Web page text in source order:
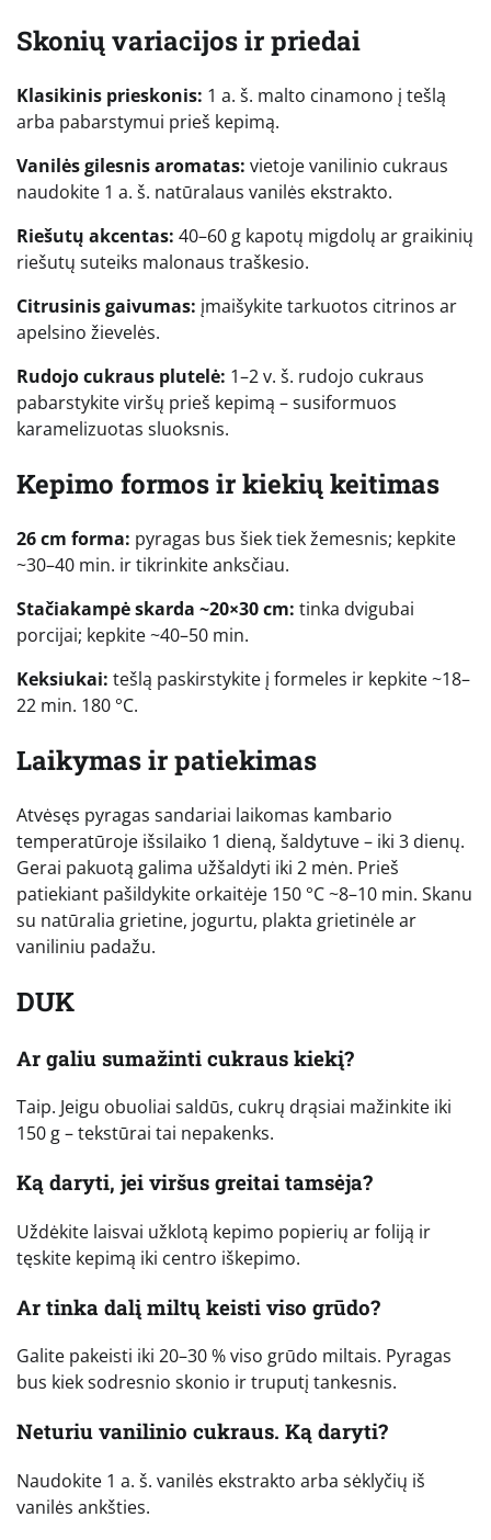
Skonių variacijos ir priedai
Klasikinis prieskonis: 1 a. š. malto cinamono į tešlą
arba pabarstymui prieš kepimą.
Vanilės gilesnis aromatas: vietoje vanilinio cukraus
naudokite 1 a. š. natūralaus vanilės ekstrakto.
Riešutų akcentas: 40–60 g kapotų migdolų ar graikinių
riešutų suteiks malonaus traškesio.
Citrusinis gaivumas: įmaišykite tarkuotos citrinos ar
apelsino žievelės.
Rudojo cukraus plutelė: 1–2 v. š. rudojo cukraus
pabarstykite viršų prieš kepimą – susiformuos
karamelizuotas sluoksnis.
Kepimo formos ir kiekių keitimas
26 cm forma: pyragas bus šiek tiek žemesnis; kepkite
~30–40 min. ir tikrinkite anksčiau.
Stačiakampė skarda ~20×30 cm: tinka dvigubai
porcijai; kepkite ~40–50 min.
Keksiukai: tešlą paskirstykite į formeles ir kepkite ~18–
22 min. 180 °C.
Laikymas ir patiekimas
Atvėsęs pyragas sandariai laikomas kambario
temperatūroje išsilaiko 1 dieną, šaldytuve – iki 3 dienų.
Gerai pakuotą galima užšaldyti iki 2 mėn. Prieš
patiekiant pašildykite orkaitėje 150 °C ~8–10 min. Skanu
su natūralia grietine, jogurtu, plakta grietinėle ar
vaniliniu padažu.
DUK
Ar galiu sumažinti cukraus kiekį?
Taip. Jeigu obuoliai saldūs, cukrų drąsiai mažinkite iki
150 g – tekstūrai tai nepakenks.
Ką daryti, jei viršus greitai tamsėja?
Uždėkite laisvai užklotą kepimo popierių ar foliją ir
tęskite kepimą iki centro iškepimo.
Ar tinka dalį miltų keisti viso grūdo?
Galite pakeisti iki 20–30 % viso grūdo miltais. Pyragas
bus kiek sodresnio skonio ir truputį tankesnis.
Neturiu vanilinio cukraus. Ką daryti?
Naudokite 1 a. š. vanilės ekstrakto arba sėklyčių iš
vanilės ankšties.